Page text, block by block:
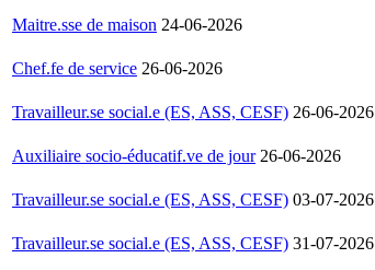
Maitre.sse de maison 24-06-2026
Chef.fe de service 26-06-2026
Travailleur.se social.e (ES, ASS, CESF) 26-06-2026
Auxiliaire socio-éducatif.ve de jour 26-06-2026
Travailleur.se social.e (ES, ASS, CESF) 03-07-2026
Travailleur.se social.e (ES, ASS, CESF) 31-07-2026